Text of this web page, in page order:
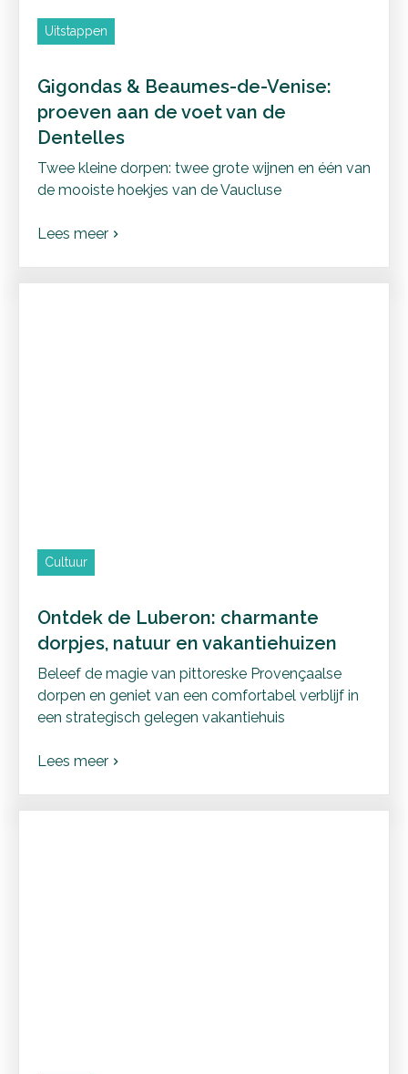
Uitstappen
Gigondas & Beaumes-de-Venise:
proeven aan de voet van de
Dentelles
Twee kleine dorpen: twee grote wijnen en één van
de mooiste hoekjes van de Vaucluse
Lees meer chevron_right
Cultuur
Ontdek de Luberon: charmante
dorpjes, natuur en vakantiehuizen
Beleef de magie van pittoreske Provençaalse
dorpen en geniet van een comfortabel verblijf in
een strategisch gelegen vakantiehuis
Lees meer chevron_right